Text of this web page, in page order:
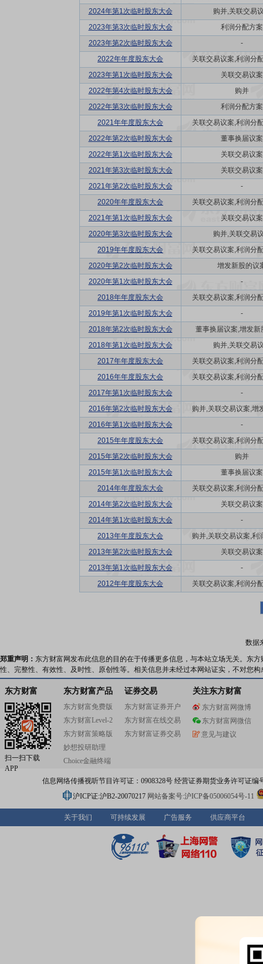
2024年第1次临时股东大会
购并,关联交易
2023年第3次临时股东大会
利润分配方案
2023年第2次临时股东大会
-
2022年年度股东大会
关联交易议案,利润分
2023年第1次临时股东大会
关联交易议案
2022年第4次临时股东大会
购并
2022年第3次临时股东大会
利润分配方案
2021年年度股东大会
关联交易议案,利润分
2022年第2次临时股东大会
董事换届议案
2022年第1次临时股东大会
关联交易议案
2021年第3次临时股东大会
关联交易议案
2021年第2次临时股东大会
-
2020年年度股东大会
关联交易议案,利润分
2021年第1次临时股东大会
关联交易议案
2020年第3次临时股东大会
购并,关联交易
2019年年度股东大会
关联交易议案,利润分
2020年第2次临时股东大会
增发新股的议
2020年第1次临时股东大会
-
2018年年度股东大会
关联交易议案,利润分
2019年第1次临时股东大会
-
2018年第2次临时股东大会
董事换届议案,增发新
2018年第1次临时股东大会
购并,关联交易
2017年年度股东大会
关联交易议案,利润分
2016年年度股东大会
关联交易议案,利润分
2017年第1次临时股东大会
-
2016年第2次临时股东大会
购并,关联交易议案,增
2016年第1次临时股东大会
-
2015年年度股东大会
关联交易议案,利润分
2015年第2次临时股东大会
购并
2015年第1次临时股东大会
董事换届议案
2014年年度股东大会
关联交易议案,利润分
2014年第2次临时股东大会
关联交易议案
2014年第1次临时股东大会
-
2013年年度股东大会
购并,关联交易议案,利
2013年第2次临时股东大会
关联交易议案
2013年第1次临时股东大会
-
2012年年度股东大会
关联交易议案,利润分
数据
郑重声明： 东方财富网发布此信息的目的在于传播更多信息，与本站立场无关。东
性、完整性、有效性、及时性、原创性等。相关信息并未经过本网站证实，不对您
东方财富
扫一扫下载
APP
东方财富产品
东方财富免费版
东方财富Level-2
东方财富策略版
妙想投研助理
Choice金融终端
证券交易
东方财富证券开户
东方财富在线交易
东方财富证券交易
关注东方财富
东方财富网微博
东方财富网微信
意见与建议
信息网络传播视听节目许可证：0908328号 经营证券期货业务许可证编
沪ICP证:沪B2-20070217 网站备案号:沪ICP备05006054号-11
关于我们 可持续发展 广告服务 供应商平台